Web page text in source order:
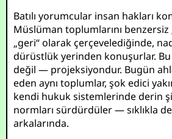
Batılı yorumcular insan hakları
Müslüman toplumlarını benzersiz
„geri“ olarak çerçevelediğinde,
dürüstlük yerinden konuşurlar. Bu
değil — projeksiyondur. Bugün
eden aynı toplumlar, şok edici
kendi hukuk sistemlerinde derin
normları sürdürdüler — sıklıkla
arkalarında.